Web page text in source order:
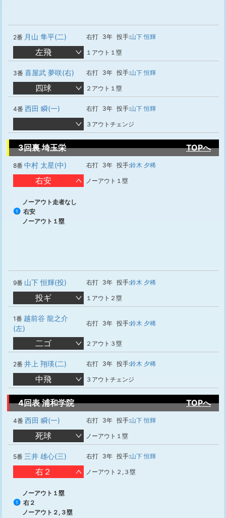
2番 月山 隼平(二) 右打 3年 投手:山下 恒輝
左飛 １アウト１塁
3番 喜屋武 夢咲(右) 右打 3年 投手:山下 恒輝
四球 ２アウト１塁
4番 西田 瞬(一) 右打 3年 投手:山下 恒輝
３アウトチェンジ
3回裏 埼玉栄 TOPへ
8番 中村 太星(中) 右打 3年 投手:鈴木 夕稀
右安 ノーアウト１塁
ノーアウト走者なし
1
右安
ノーアウト１塁
9番 山下 恒輝(投) 右打 3年 投手:鈴木 夕稀
投ギ １アウト２塁
1番 越前谷 龍之介
(左)
右打 3年 投手:鈴木 夕稀
二ゴ ２アウト３塁
2番 井上 翔瑛(二) 右打 3年 投手:鈴木 夕稀
中飛 ３アウトチェンジ
4回表 浦和学院 TOPへ
4番 西田 瞬(一) 右打 3年 投手:山下 恒輝
死球 ノーアウト１塁
5番 三井 雄心(三) 右打 3年 投手:山下 恒輝
右２ ノーアウト２,３塁
ノーアウト１塁
1
右２
ノーアウト２,３塁